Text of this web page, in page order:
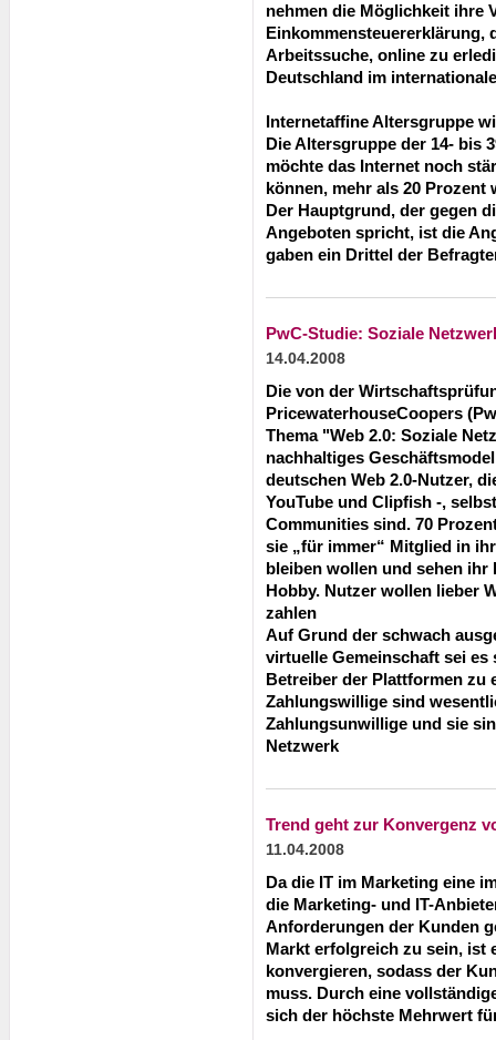
nehmen die Möglichkeit ihre
Einkommensteuererklärung,
Arbeitssuche, online zu
Deutschland im
Internetaffine Altersgruppe
Die Altersgruppe der 14- bis
möchte das Internet noch
können, mehr als 20
Der Hauptgrund, der gegen
Angeboten spricht, ist die
gaben ein Drittel der
PwC-Studie: Soziale
14.04.2008
Die von der
PricewaterhouseCoopers
Thema "Web 2.0: Soziale
nachhaltiges
deutschen Web 2.0-Nutzer,
YouTube und Clipfish -,
Communities sind. 70
sie „für immer“ Mitglied in
bleiben wollen und sehen ihr
Hobby. Nutzer wollen lieber
zahlen
Auf Grund der schwach
virtuelle Gemeinschaft sei
Betreiber der Plattformen zu
Zahlungswillige sind
Zahlungsunwillige und sie
Netzwerk
Trend geht zur Konvergenz
11.04.2008
Da die IT im Marketing eine
die Marketing- und IT-
Anforderungen der Kunden
Markt erfolgreich zu sein, ist
konvergieren, sodass der
muss. Durch eine
sich der höchste Mehrwert